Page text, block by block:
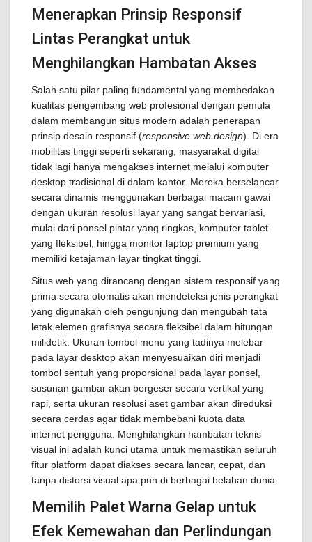
Menerapkan Prinsip Responsif
Lintas Perangkat untuk
Menghilangkan Hambatan Akses
Salah satu pilar paling fundamental yang membedakan
kualitas pengembang web profesional dengan pemula
dalam membangun situs modern adalah penerapan
prinsip desain responsif (responsive web design). Di era
mobilitas tinggi seperti sekarang, masyarakat digital
tidak lagi hanya mengakses internet melalui komputer
desktop tradisional di dalam kantor. Mereka berselancar
secara dinamis menggunakan berbagai macam gawai
dengan ukuran resolusi layar yang sangat bervariasi,
mulai dari ponsel pintar yang ringkas, komputer tablet
yang fleksibel, hingga monitor laptop premium yang
memiliki ketajaman layar tingkat tinggi.
Situs web yang dirancang dengan sistem responsif yang
prima secara otomatis akan mendeteksi jenis perangkat
yang digunakan oleh pengunjung dan mengubah tata
letak elemen grafisnya secara fleksibel dalam hitungan
milidetik. Ukuran tombol menu yang tadinya melebar
pada layar desktop akan menyesuaikan diri menjadi
tombol sentuh yang proporsional pada layar ponsel,
susunan gambar akan bergeser secara vertikal yang
rapi, serta ukuran resolusi aset gambar akan direduksi
secara cerdas agar tidak membebani kuota data
internet pengguna. Menghilangkan hambatan teknis
visual ini adalah kunci utama untuk memastikan seluruh
fitur platform dapat diakses secara lancar, cepat, dan
tanpa distorsi visual apa pun di berbagai belahan dunia.
Memilih Palet Warna Gelap untuk
Efek Kemewahan dan Perlindungan